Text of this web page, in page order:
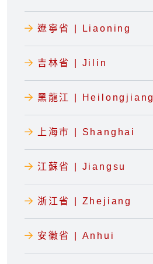
遼寧省 | Liaoning
吉林省 | Jilin
黑龍江 | Heilongjiang
上海市 | Shanghai
江蘇省 | Jiangsu
浙江省 | Zhejiang
安徽省 | Anhui